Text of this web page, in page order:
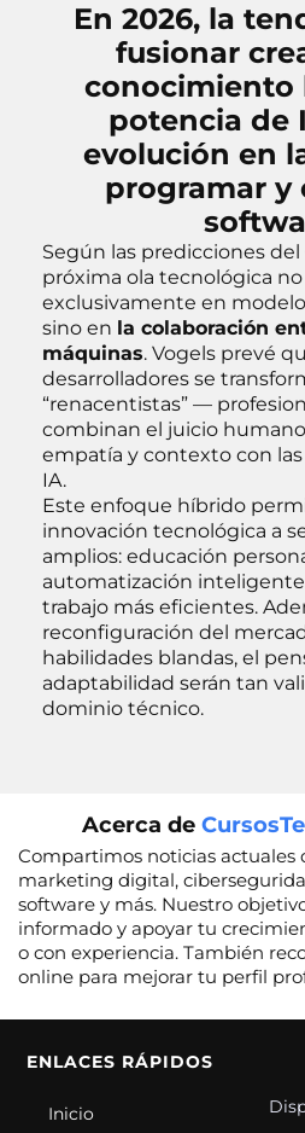
En 2026, la
fusionar
conocimiento
potencia de
evolución en
programar y
Según las predicciones del
próxima ola tecnológica no
exclusivamente en
sino en la colaboración
máquinas. Vogels prevé
desarrolladores se
“renacentistas” —
combinan el juicio
empatía y contexto con
IA.
Este enfoque híbrido
innovación tecnológica a
amplios: educación
automatización
trabajo más eficientes.
reconfiguración del
habilidades blandas, el
adaptabilidad serán tan
dominio técnico.
Acerca de
Compartimos noticias actuales
marketing digital,
software y más. Nuestro
informado y apoyar tu
o con experiencia. También
online para mejorar tu perfil
ENLACES RÁPIDOS
Inicio